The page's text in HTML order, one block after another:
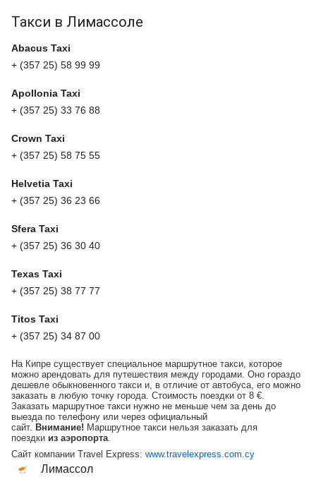
Такси в Лимассоле
Abacus Taxi
+ (357 25) 58 99 99
Apollonia Taxi
+ (357 25) 33 76 88
Crown Taxi
+ (357 25) 58 75 55
Helvetia Taxi
+ (357 25) 36 23 66
Sfera Taxi
+ (357 25) 36 30 40
Texas Taxi
+ (357 25) 38 77 77
Titos Taxi
+ (357 25) 34 87 00
На Кипре существует специальное маршрутное такси, которое
можно арендовать для путешествия между городами. Оно гораздо
дешевле обыкновенного такси и, в отличие от автобуса, его можно
заказать в любую точку города. Стоимость поездки от 8 €.
Заказать маршрутное такси нужно не меньше чем за день до
выезда по телефону или через официальный
сайт. Внимание! Маршрутное такси нельзя заказать для
поездки из аэропорта.
Сайт компании Travel Express: www.travelexpress.com.cy
Лимассол